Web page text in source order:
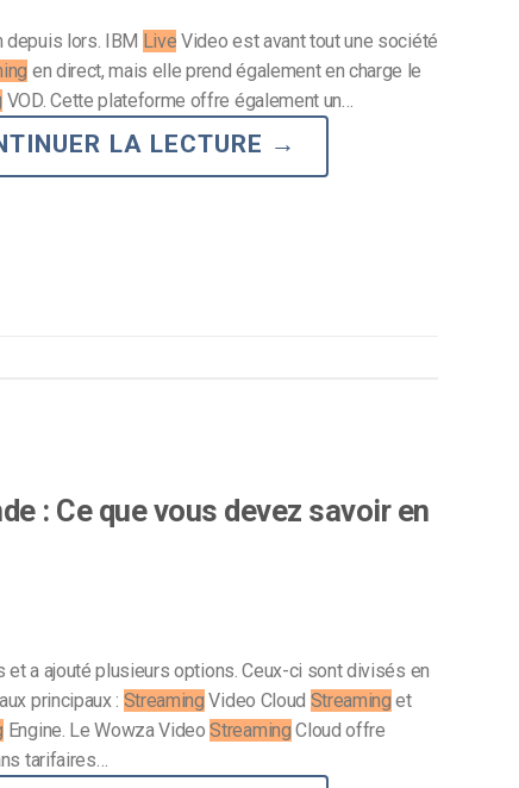
depuis lors. IBM Live Video est avant tout une société
en direct, mais elle prend également en charge le
VOD. Cette plateforme offre également un…
LA LECTURE →
: Ce que vous devez savoir en
et a ajouté plusieurs options. Ceux-ci sont divisés en
principaux : Streaming Video Cloud Streaming et
Engine. Le Wowza VideoStreaming Cloud offre
tarifaires…